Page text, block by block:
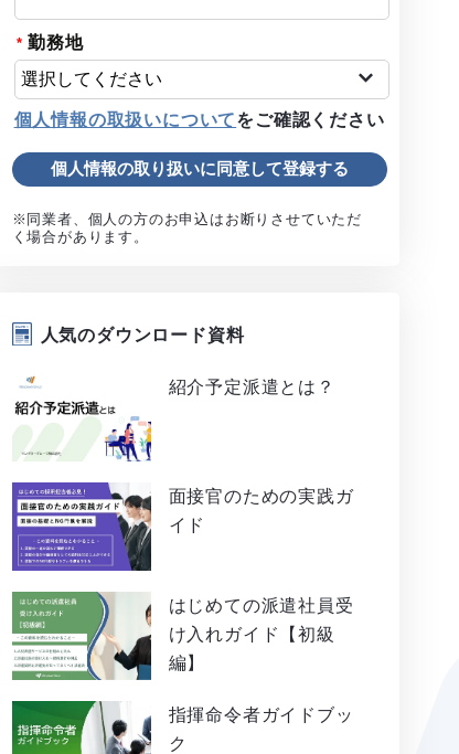
勤務地
個人情報の取扱いについてをご確認ください
※同業者、個人の方のお申込はお断りさせていただ
く場合があります。
人気のダウンロード資料
紹介予定派遣とは？
面接官のための実践ガ
イド
はじめての派遣社員受
け入れガイド【初級
編】
指揮命令者ガイドブッ
ク